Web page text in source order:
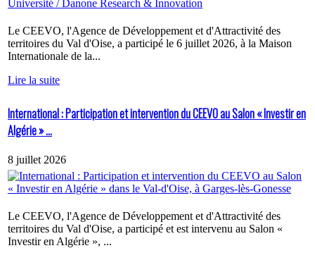
Le CEEVO, l'Agence de Développement et d'Attractivité des
territoires du Val d'Oise, a participé le 6 juillet 2026, à la Maison
Internationale de la...
Lire la suite
International : Participation et intervention du CEEVO au Salon « Investir en
Algérie » ...
8 juillet 2026
Le CEEVO, l'Agence de Développement et d'Attractivité des
territoires du Val d'Oise, a participé et est intervenu au Salon «
Investir en Algérie », ...